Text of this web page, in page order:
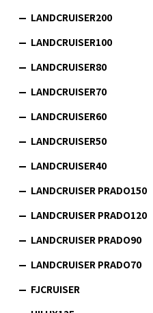
LANDCRUISER200
LANDCRUISER100
LANDCRUISER80
LANDCRUISER70
LANDCRUISER60
LANDCRUISER50
LANDCRUISER40
LANDCRUISER PRADO150
LANDCRUISER PRADO120
LANDCRUISER PRADO90
LANDCRUISER PRADO70
FJCRUISER